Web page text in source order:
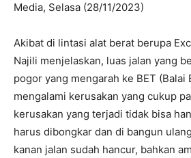
Media, Selasa (28/11/2023)
Akibat di lintasi alat berat berupa
Najili menjelaskan, luas jalan yang
pogor yang mengarah ke BET (Balai
mengalami kerusakan yang cukup
kerusakan yang terjadi tidak bisa
harus dibongkar dan di bangun
kanan jalan sudah hancur, bahkan